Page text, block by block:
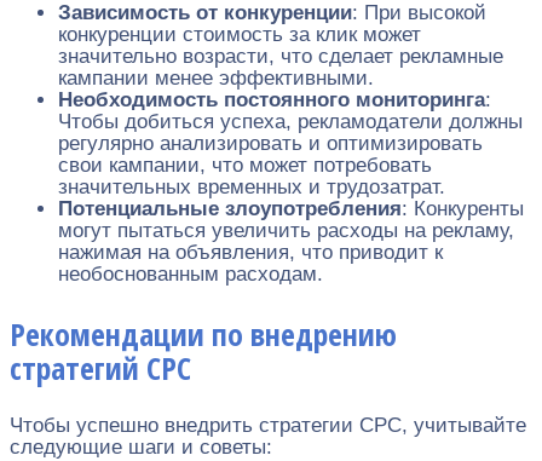
Зависимость от конкуренции: При высокой
конкуренции стоимость за клик может
значительно возрасти, что сделает рекламные
кампании менее эффективными.
Необходимость постоянного мониторинга:
Чтобы добиться успеха, рекламодатели должны
регулярно анализировать и оптимизировать
свои кампании, что может потребовать
значительных временных и трудозатрат.
Потенциальные злоупотребления: Конкуренты
могут пытаться увеличить расходы на рекламу,
нажимая на объявления, что приводит к
необоснованным расходам.
Рекомендации по внедрению
стратегий CPC
Чтобы успешно внедрить стратегии CPC, учитывайте
следующие шаги и советы: